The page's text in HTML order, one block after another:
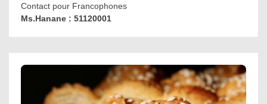
Contact pour Francophones
Ms.Hanane : 51120001